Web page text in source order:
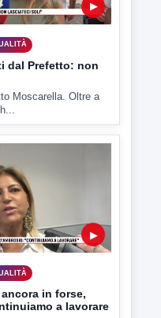
▶
dal Prefetto: non
Moscarella. Oltre a
▶
in forse,
a lavorare